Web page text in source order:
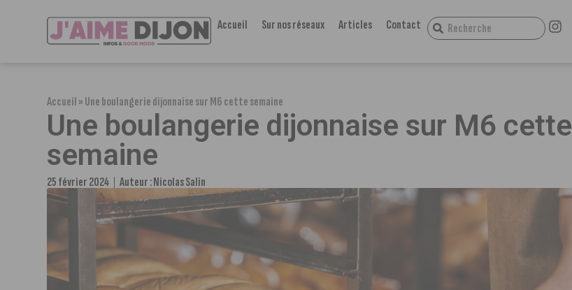
Accueil Sur nos réseaux Articles Contact
Accueil»Une boulangerie dijonnaise sur M6 cette semaine
Une boulangerie dijonnaise sur M6 cette
semaine
25 février 2024 Auteur :Nicolas Salin